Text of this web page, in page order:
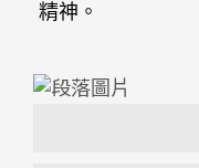
精神。